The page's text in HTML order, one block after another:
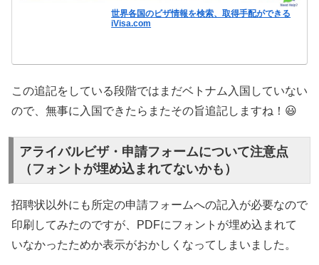
世界各国のビザ情報を検索、取得手配ができる
iVisa.com
この追記をしている段階ではまだベトナム入国していない
ので、無事に入国できたらまたその旨追記しますね！😃
アライバルビザ・申請フォームについて注意点
（フォントが埋め込まれてないかも）
招聘状以外にも所定の申請フォームへの記入が必要なので
印刷してみたのですが、PDFにフォントが埋め込まれて
いなかったためか表示がおかしくなってしまいました。